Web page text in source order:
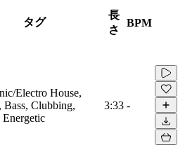
タグ
長
さ
BPM
Electro House,
Bass, Clubbing,
3:33 -